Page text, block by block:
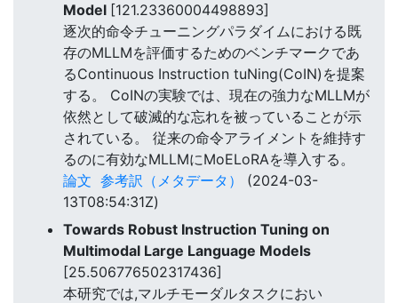
Model [121.23360004498893]
逐次的命令チューニングパラダイムにおける既
存のMLLMを評価するためのベンチマークであ
るContinuous Instruction tuNing(CoIN)を提案
する。 CoINの実験では、現在の強力なMLLMが
依然として破滅的な忘れを被っていることが示
されている。 従来の命令アライメントを維持す
るのに有効なMLLMにMoELoRAを導入する。
論文 参考訳（メタデータ）
(2024-03-
13T08:54:31Z)
Towards Robust Instruction Tuning on
Multimodal Large Language Models
[25.506776502317436]
本研究では,マルチモーダルタスクにおい